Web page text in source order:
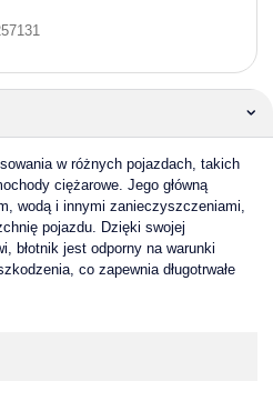
w różnych pojazdach, takich
ciężarowe. Jego główną
wodą i innymi zanieczyszczeniami,
pojazdu. Dzięki swojej
błotnik jest odporny na warunki
co zapewnia długotrwałe